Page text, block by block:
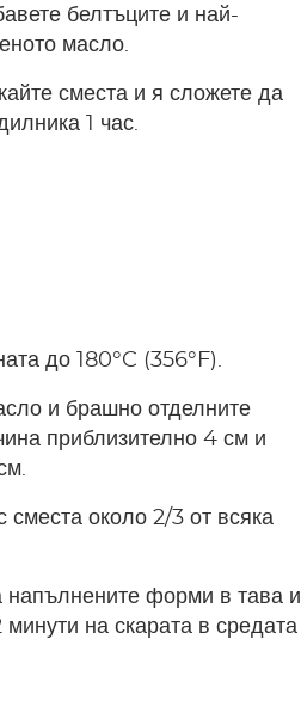
белтъците и най-
масло.
сместа и я сложете да
1 час.
до 180°C (356°F).
и брашно отделните
приблизително 4 см и
сместа около 2/3 от всяка
напълнените форми в тава и
минути на скарата в средата